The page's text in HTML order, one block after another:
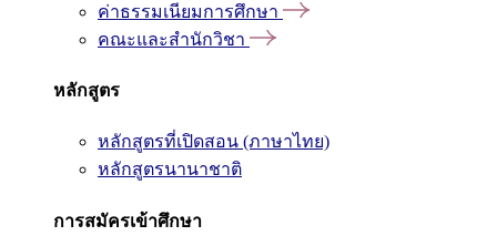
ค่าธรรมเนียมการศึกษา
คณะและสำนักวิชา
หลักสูตร
หลักสูตรที่เปิดสอน (ภาษาไทย)
หลักสูตรนานาชาติ
การสมัครเข้าศึกษา